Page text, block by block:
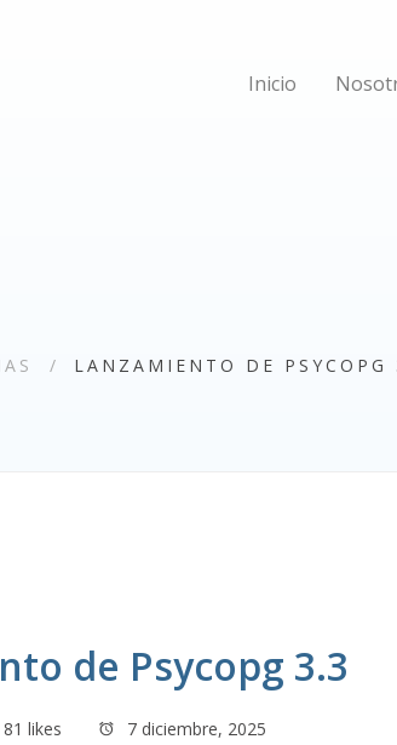
Inicio
LANZAMIENTO DE PSYCOPG
de Psycopg 3.3
81 likes 7 diciembre, 2025